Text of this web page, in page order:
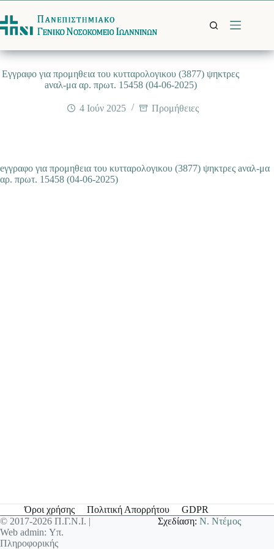
στο
περιεχόμενο
Εγγραφο για προμηθεια του κυτταρολογικου (3877) ψηκτρες
aναλ-μα αρ. πρωτ. 15458 (04-06-2025)
4 Ιούν 2025 Προμήθειες
eγγραφο για προμηθεια του κυτταρολογικου (3877) ψηκτρες aναλ-μα
αρ. πρωτ. 15458 (04-06-2025)
Όροι χρήσης Πολιτική Απορρήτου
GDPR
© 2017-2026 Π.Γ.Ν.Ι. |
Web admin: Υπ.
Πληροφορικής
Σχεδίαση:Ν. Ντέμος